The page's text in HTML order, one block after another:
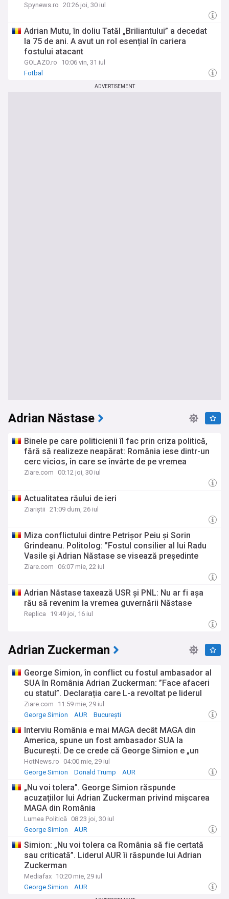
Spynews.ro 20:26 joi, 30 iul
Adrian Mutu, în doliu Tatăl „Briliantului” a decedat
la 75 de ani. A avut un rol esențial în cariera
fostului atacant
GOLAZO.ro
10:06 vin, 31 iul
Fotbal
ADVERTISEMENT
Adrian Năstase
Binele pe care politicienii îl fac prin criza politică,
fără să realizeze neapărat: România iese dintr-un
cerc vicios, în care se învârte de pe vremea
premierului Adrian Năstase
Ziare.com 00:12 joi, 30 iul
Actualitatea răului de ieri
Ziariștii 21:09 dum, 26 iul
Miza conflictului dintre Petrișor Peiu și Sorin
Grindeanu. Politolog: ”Fostul consilier al lui Radu
Vasile și Adrian Năstase se visează președinte
interimar”
Ziare.com 06:07 mie, 22 iul
Adrian Năstase taxează USR și PNL: Nu ar fi așa
rău să revenim la vremea guvernării Năstase
Replica 19:49 joi, 16 iul
Adrian Zuckerman
George Simion, în conflict cu fostul ambasador al
SUA în România Adrian Zuckerman: ”Face afaceri
cu statul”. Declarația care L-a revoltat pe liderul
AUR
Ziare.com
11:59 mie, 29 iul
George Simion
AUR București
Interviu România e mai MAGA decât MAGA din
America, spune un fost ambasador SUA la
Bucureşti. De ce crede că George Simion e „un
mincinos” și ce spune despre Nicușor Dan și Ilie
Bolojan
HotNews.ro
04:00 mie, 29 iul
George Simion
Donald Trump AUR
„Nu voi tolera”. George Simion răspunde
acuzațiilor lui Adrian Zuckerman privind mișcarea
MAGA din România
Lumea Politică 08:23 joi, 30 iul
George Simion
AUR
Simion: „Nu voi tolera ca România să fie certată
sau criticată”. Liderul AUR îi răspunde lui Adrian
Zuckerman
Mediafax 10:20 mie, 29 iul
George Simion
AUR